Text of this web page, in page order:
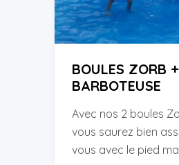
BOULES ZORB +
BARBOTEUSE
Avec nos 2 boules
vous saurez bien
vous avec le pied